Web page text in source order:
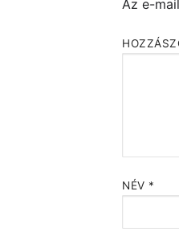
Az e-
NÉV *